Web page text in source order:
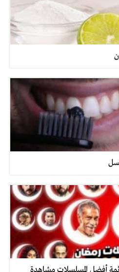
رمضان 2025 وقائمة أفضل المسلسلات مشاهدة